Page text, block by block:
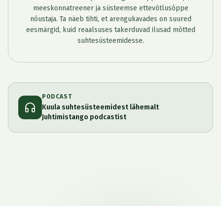
meeskonnatreener ja süsteemse ettevõtlusõppe
nõustaja. Ta näeb tihti, et arengukavades on suured
eesmärgid, kuid reaalsuses takerduvad ilusad mõtted
suhtesüsteemidesse.
PODCAST
Kuula suhtesüsteemidest lähemalt
Juhtimistango podcastist